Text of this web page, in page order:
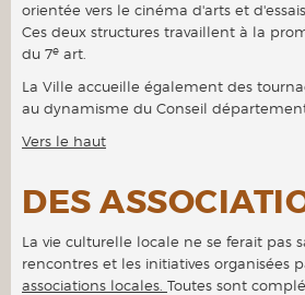
orientée vers le cinéma d'arts et
Ces deux structures travaillent à la
du 7e art.
La Ville accueille également des
au dynamisme du Conseil
Vers le haut
DES
La vie culturelle locale ne se ferait pas
rencontres et les initiatives organisées
associations locales. Toutes sont